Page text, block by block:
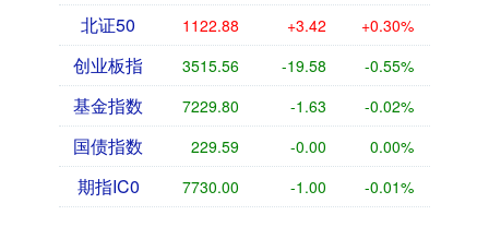
北证50 1122.88 +3.42 +0.30%
创业板指 3515.56 -19.58 -0.55%
基金指数 7229.80 -1.63 -0.02%
国债指数 229.59 -0.00 0.00%
期指IC0 7730.00 -1.00 -0.01%